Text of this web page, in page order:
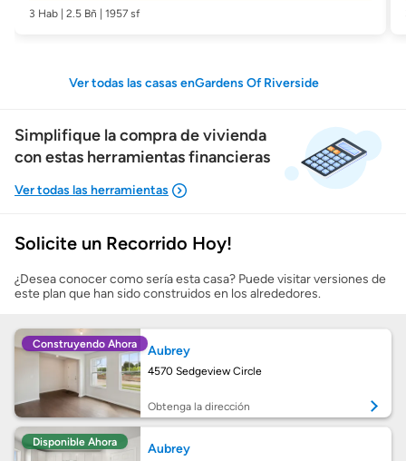
3 Hab | 2.5 Bñ | 1957 sf
Ver todas las casas enGardens Of Riverside
Simplifique la compra de vivienda
con estas herramientas financieras
Mostrarme lo que puedo pagar
Costos casa nueva vs. usada
Obtener mi puntaje de crédito
Calcular mi hipoteca
Obtener Aprobación Previa
Solicite un Recorrido Hoy!
¿Desea conocer como sería esta casa? Puede visitar versiones de
este plan que han sido construidos en los alrededores.
Construyendo Ahora Aubrey
4570 Sedgeview Circle
Obtenga la dirección
Disponible Ahora Aubrey